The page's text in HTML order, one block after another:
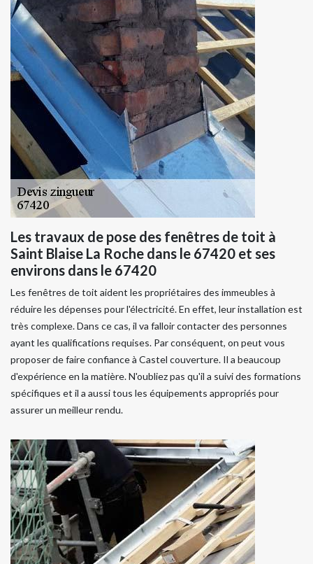
Les travaux de pose des fenêtres de toit à
Saint Blaise La Roche dans le 67420 et ses
environs dans le 67420
Les fenêtres de toit aident les propriétaires des immeubles à
réduire les dépenses pour l'électricité. En effet, leur installation est
très complexe. Dans ce cas, il va falloir contacter des personnes
ayant les qualifications requises. Par conséquent, on peut vous
proposer de faire confiance à Castel couverture. Il a beaucoup
d'expérience en la matière. N'oubliez pas qu'il a suivi des formations
spécifiques et il a aussi tous les équipements appropriés pour
assurer un meilleur rendu.